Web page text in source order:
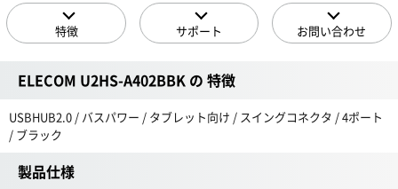
特徴 サポート お問い合わせ
ELECOM U2HS-A402BBK の 特徴
USBHUB2.0 / バスパワー / タブレット向け / スイングコネクタ / 4ポート
/ ブラック
製品仕様